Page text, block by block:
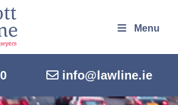
Menu
info@lawline.ie